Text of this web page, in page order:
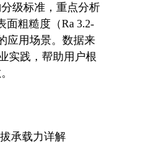
级标准，重点分析
面粗糙度（Ra 3.2-
应用场景。数据来
实践，帮助用户根
承载力详解